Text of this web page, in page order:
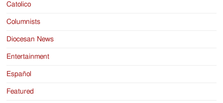
Catolico
Columnists
Diocesan News
Entertainment
Español
Featured